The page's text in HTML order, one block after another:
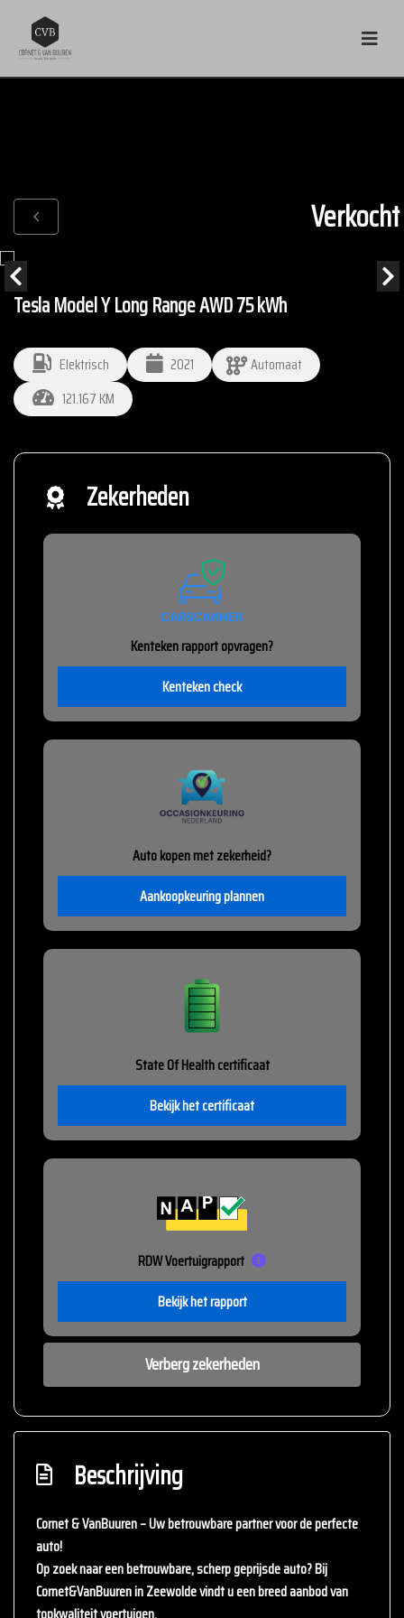
Verkocht
Tesla Model Y Long Range AWD 75 kWh
Elektrisch 2021
Automaat
121.167 KM
Zekerheden
Kenteken rapport opvragen?
Kenteken check
Auto kopen met zekerheid?
Aankoopkeuring plannen
State Of Health certificaat
Bekijk het certificaat
RDW Voertuigrapport
Bekijk het rapport
Verberg zekerheden
Beschrijving
Cornet & VanBuuren – Uw betrouwbare partner voor de perfecte
auto!
Op zoek naar een betrouwbare, scherp geprijsde auto? Bij
Cornet&VanBuurenin Zeewolde vindt u een breed aanbod van